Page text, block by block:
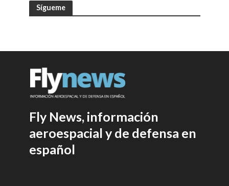
Sígueme
Fly News, información
aeroespacial y de defensa en
español